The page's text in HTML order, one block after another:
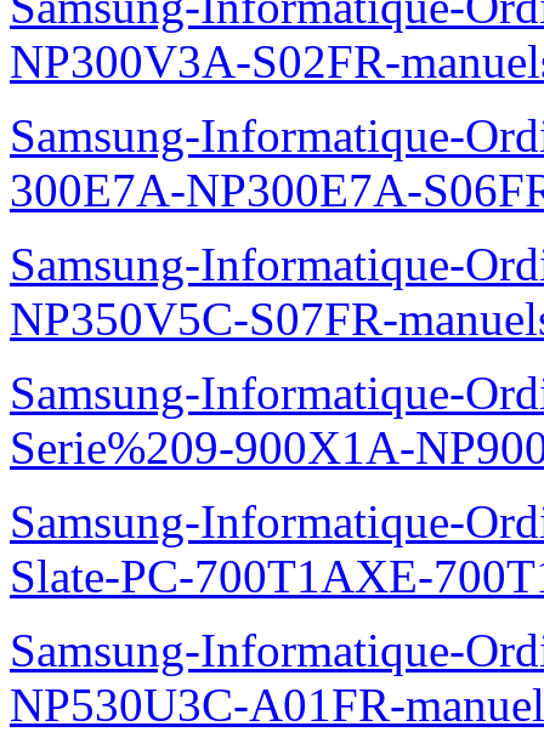
NP300V3A-S02FR-
Samsung-Informatique-
300E7A-NP300E7A-
Samsung-Informatique-
NP350V5C-S07FR-
Samsung-Informatique-
Serie%209-900X1A-
Samsung-Informatique-
Slate-PC-700T1AXE-
Samsung-Informatique-
NP530U3C-A01FR-